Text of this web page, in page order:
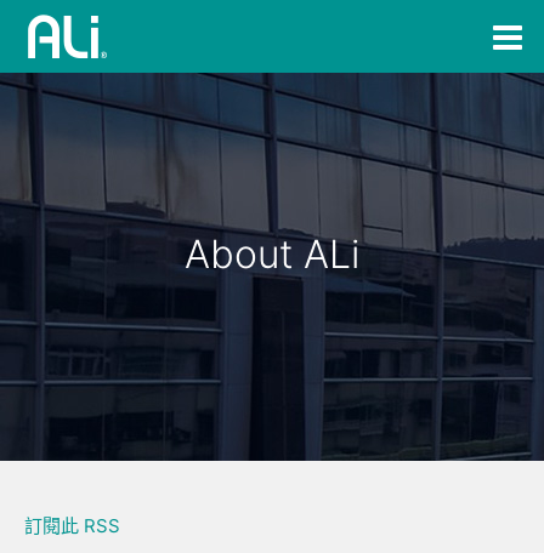
About ALi
訂閱此 RSS